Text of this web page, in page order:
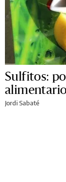
Sulfitos:
Jordi Sabaté